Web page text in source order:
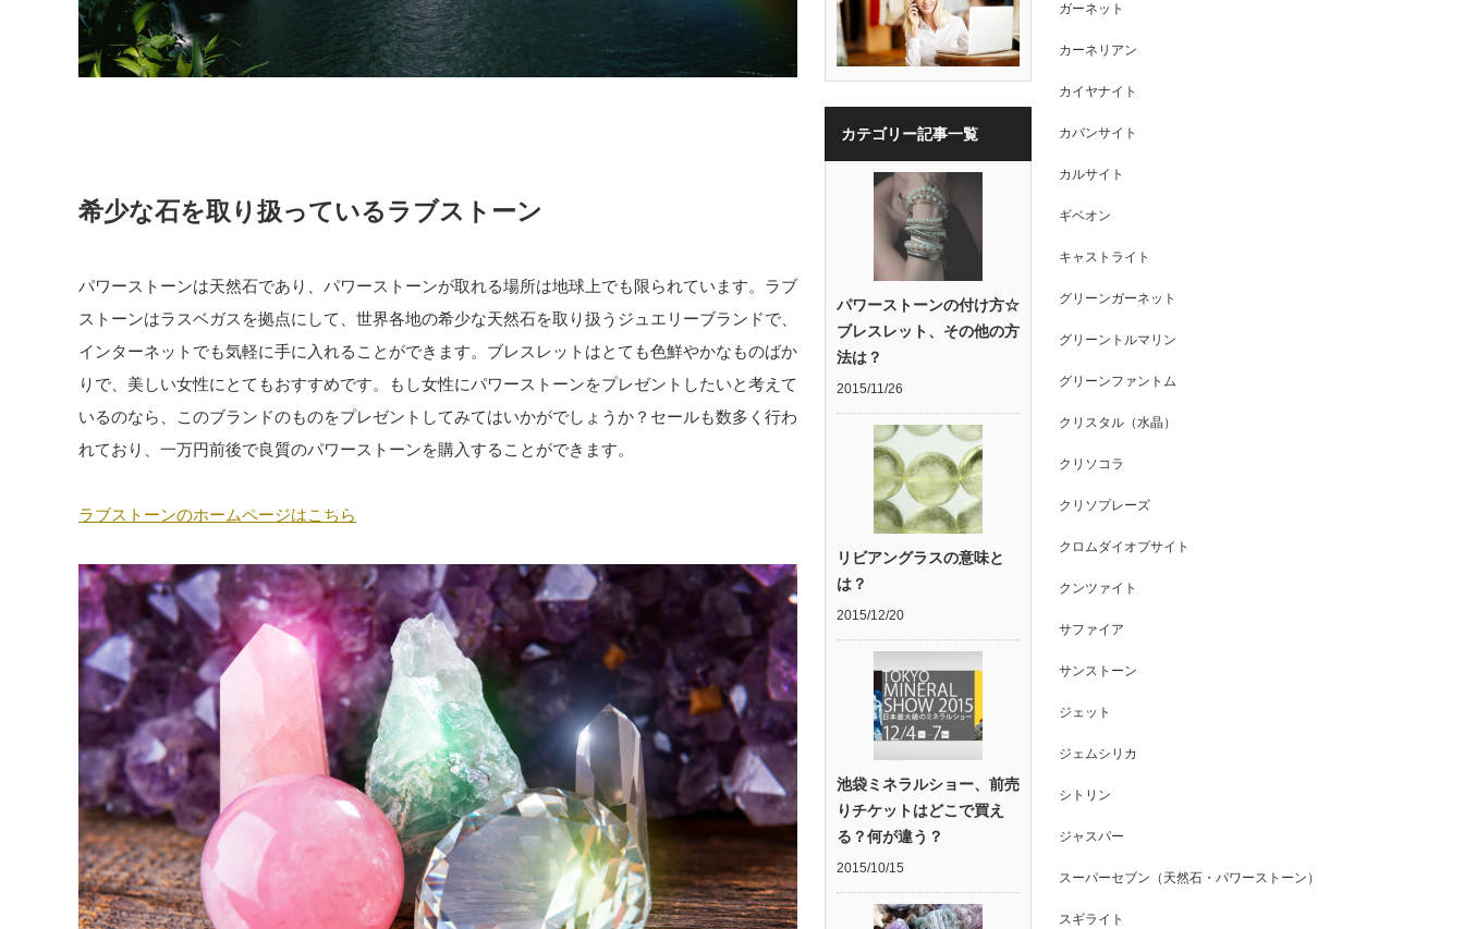
希少な石を取り扱っているラブストーン
パワーストーンは天然石であり、パワーストーンが取れる場所は地球上でも限られています。ラブ
ストーンはラスベガスを拠点にして、世界各地の希少な天然石を取り扱うジュエリーブランドで、
インターネットでも気軽に手に入れることができます。ブレスレットはとても色鮮やかなものばか
りで、美しい女性にとてもおすすめです。もし女性にパワーストーンをプレゼントしたいと考えて
いるのなら、このブランドのものをプレゼントしてみてはいかがでしょうか？セールも数多く行わ
れており、一万円前後で良質のパワーストーンを購入することができます。
ラブストーンのホームページはこちら
カテゴリー記事一覧
パワーストーンの付け方☆
ブレスレット、その他の方
法は？
2015/11/26
リビアングラスの意味と
は？
2015/12/20
池袋ミネラルショー、前売
りチケットはどこで買え
る？何が違う？
2015/10/15
ガーネット
カーネリアン
カイヤナイト
カバンサイト
カルサイト
ギベオン
キャストライト
グリーンガーネット
グリーントルマリン
グリーンファントム
クリスタル（水晶）
クリソコラ
クリソプレーズ
クロムダイオプサイト
クンツァイト
サファイア
サンストーン
ジェット
ジェムシリカ
シトリン
ジャスパー
スーパーセブン（天然石・パワーストーン）
スギライト